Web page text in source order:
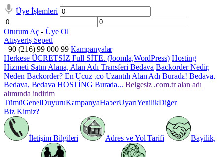
Üye İşlemleri
Oturum Aç - Üye Ol
Alışveriş Sepeti
+90 (216) 99 000 99 Kampanyalar
Herkese ÜCRETSİZ Full SİTE. (Joomla,WordPress) Hosting
Hizmeti Satın Alana, Alan Adı Transferi Bedava Backorder Nedir,
Neden Backorder? En Ucuz .co Uzantılı Alan Adı Burada! Bedava,
Bedava, Bedava HOSTİNG Burada... Belgesiz .com.tr alan adı
alımında indirim
TümüGenelDuyuruKampanyaHaberUyarıYenilikDiğer
Biz Kimiz?
İletişim Bilgileri Adres ve Yol Tarifi Bayilik,